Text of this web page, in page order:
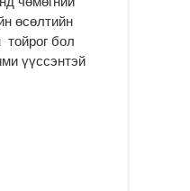
өсөлтийн
тойрог бол
үүссэнтэй